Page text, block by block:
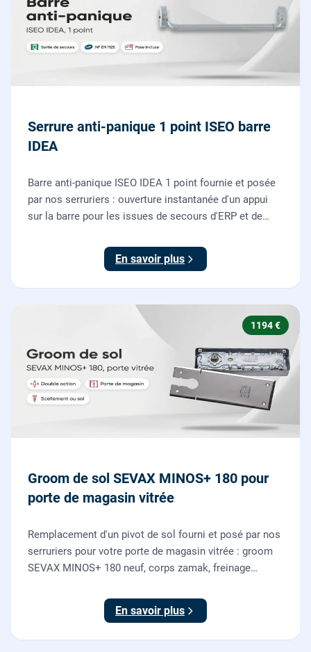
Serrure anti-panique 1 point ISEO barre
IDEA
Barre anti-panique ISEO IDEA 1 point fournie et posée
par nos serruriers : ouverture instantanée d'un appui
sur la barre pour les issues de secours d'ERP et de
En savoir plus
1194 €
Groom de sol SEVAX MINOS+ 180 pour
porte de magasin vitrée
Remplacement d'un pivot de sol fourni et posé par nos
serruriers pour votre porte de magasin vitrée : groom
SEVAX MINOS+ 180 neuf, corps zamak, freinage
sol, réglage et essais. 995 euros HT (1194 TTC).
En savoir plus